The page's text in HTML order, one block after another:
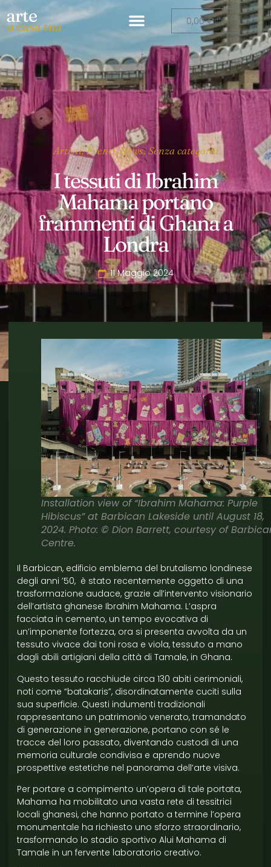
arte
a casa tua 0,00€
Artisti,Eventi,News,Senza categoria
I tessuti di Ibrahim
Mahama portano
frammenti di Ghana a
Londra
11 Maggio 2024
Installation view of “Ibrahim Mahama: Purple
Hibiscus” at Barbican Lakeside until August 18,
2024. Photo: © Dion Barrett, courtesy of
Centre.
Il Barbican, edificio emblema del brutalismo londinese
degli anni ’50, è stato recentemente oggetto di una
trasformazione audace, grazie all’intervento visionario
dell’artista ghanese Ibrahim Mahama. L’aspra
facciata in cemento, un tempo evocativa di
un’imponente fortezza, ora si presenta avvolta da un
tessuto vivace dai toni rosa e viola, tessuto a mano
dagli abili artigiani della città di Tamale, in Ghana.
Questo tessuto racchiude circa 130 abiti cerimoniali,
noti come “batakaris”, disordinatamente cuciti sulla
sua superficie. Questi indumenti tradizionali
rappresentano un patrimonio venerato, tramandato
di generazione in generazione, portano con sé le
tracce del loro passato, diventando custodi di una
memoria culturale condivisa e aprendo nuove
prospettive estetiche nel panorama dell’arte visiva.
Per portare a compimento un’opera di tale portata,
Mahama ha mobilitato una vasta rete di tessitrici
locali ghanesi, che hanno portato a termine l’opera
monumentale ha richiesto uno sforzo straordinario,
trasformando lo stadio sportivo Alui Mahama di
Tamale in un fervente laboratorio creativo.